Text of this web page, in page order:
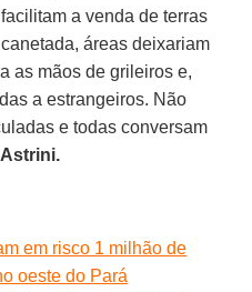
a venda de terras
áreas deixariam
as mãos de grileiros e,
a estrangeiros. Não
e todas conversam
Astrini.
em risco 1 milhão de
oeste do Pará